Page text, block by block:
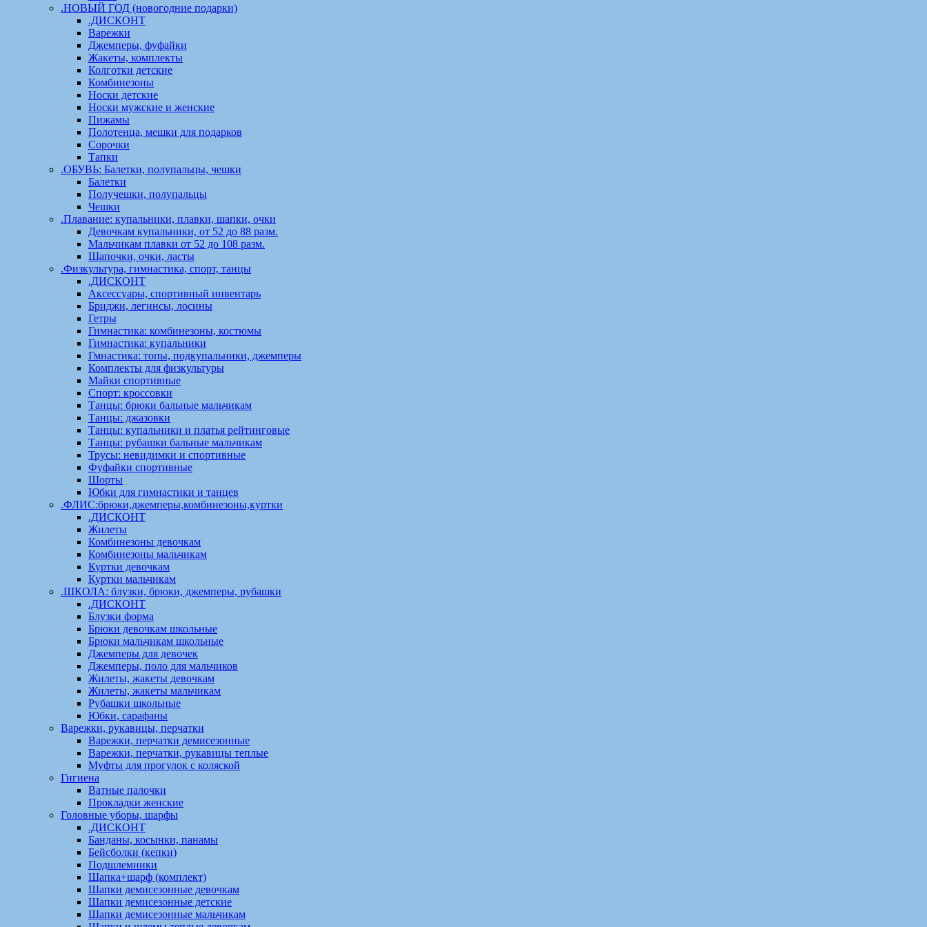
.НОВЫЙ ГОД (новогодние подарки)
.ДИСКОНТ
Варежки
Джемперы, фуфайки
Жакеты, комплекты
Колготки детские
Комбинезоны
Носки детские
Носки мужские и женские
Пижамы
Полотенца, мешки для подарков
Сорочки
Тапки
.ОБУВЬ: Балетки, полупальцы, чешки
Балетки
Получешки, полупальцы
Чешки
.Плавание: купальники, плавки, шапки, очки
Девочкам купальники, от 52 до 88 разм.
Мальчикам плавки от 52 до 108 разм.
Шапочки, очки, ласты
.Физкультура, гимнастика, спорт, танцы
.ДИСКОНТ
Аксессуары, спортивный инвентарь
Бриджи, легинсы, лосины
Гетры
Гимнастика: комбинезоны, костюмы
Гимнастика: купальники
Гмнастика: топы, подкупальники, джемперы
Комплекты для физкультуры
Майки спортивные
Спорт: кроссовки
Танцы: брюки бальные мальчикам
Танцы: джазовки
Танцы: купальники и платья рейтинговые
Танцы: рубашки бальные мальчикам
Трусы: невидимки и спортивные
Фуфайки спортивные
Шорты
Юбки для гимнастики и танцев
.ФЛИС:брюки,джемперы,комбинезоны,куртки
.ДИСКОНТ
Жилеты
Комбинезоны девочкам
Комбинезоны мальчикам
Куртки девочкам
Куртки мальчикам
.ШКОЛА: блузки, брюки, джемперы, рубашки
.ДИСКОНТ
Блузки форма
Брюки девочкам школьные
Брюки мальчикам школьные
Джемперы для девочек
Джемперы, поло для мальчиков
Жилеты, жакеты девочкам
Жилеты, жакеты мальчикам
Рубашки школьные
Юбки, сарафаны
Варежки, рукавицы, перчатки
Варежки, перчатки демисезонные
Варежки, перчатки, рукавицы теплые
Муфты для прогулок с коляской
Гигиена
Ватные палочки
Прокладки женские
Головные уборы, шарфы
.ДИСКОНТ
Банданы, косынки, панамы
Бейсболки (кепки)
Подшлемники
Шапка+шарф (комплект)
Шапки демисезонные девочкам
Шапки демисезонные детские
Шапки демисезонные мальчикам